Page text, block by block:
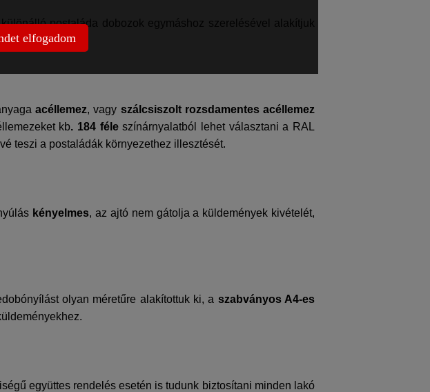
postaláda dobozok egymáshoz szerelésével alakítjuk
elő
acéllemez, vagy szálcsiszolt rozsdamentes acéllemez
kb. 184 féleszínárnyalatból lehet választani a RAL
teszi a postaládák környezethez illesztését.
kényelmes, az ajtó nem gátolja a küldemények kivételét,
olyan méretűre alakítottuk ki, a szabványos A4-es
együttes rendelés esetén is tudunk biztosítani minden lakó
elfogadom